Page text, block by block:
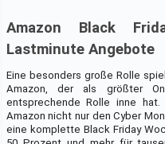
Amazon Black
Lastminute Angebote
Eine besonders große Rolle
Amazon, der als größter
entsprechende Rolle inne
Amazon nicht nur den Cyber
eine komplette Black Friday